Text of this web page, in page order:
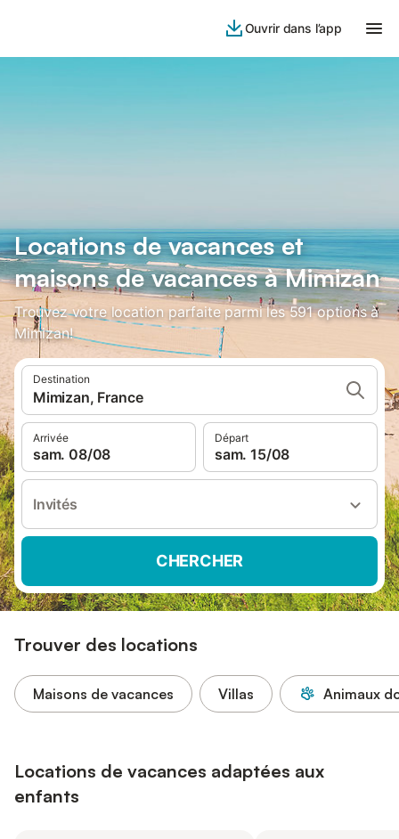
Ouvrir dans l’app
Locations de vacances et
maisons de vacances à Mimizan
Trouvez votre location parfaite parmi les 591 options à
Mimizan!
Destination
Mimizan, France
Arrivée
sam. 08/08
Départ
sam. 15/08
Invités
CHERCHER
Trouver des locations
Maisons de vacances Villas Animaux
Locations de vacances adaptées aux
enfants